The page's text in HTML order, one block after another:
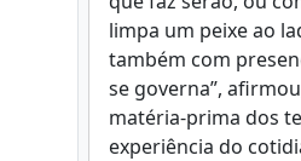
limpa um peixe ao
também com
se governa”,
matéria-prima dos
experiência do